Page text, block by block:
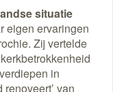
situatie
eigen ervaringen
Zij vertelde
in
van